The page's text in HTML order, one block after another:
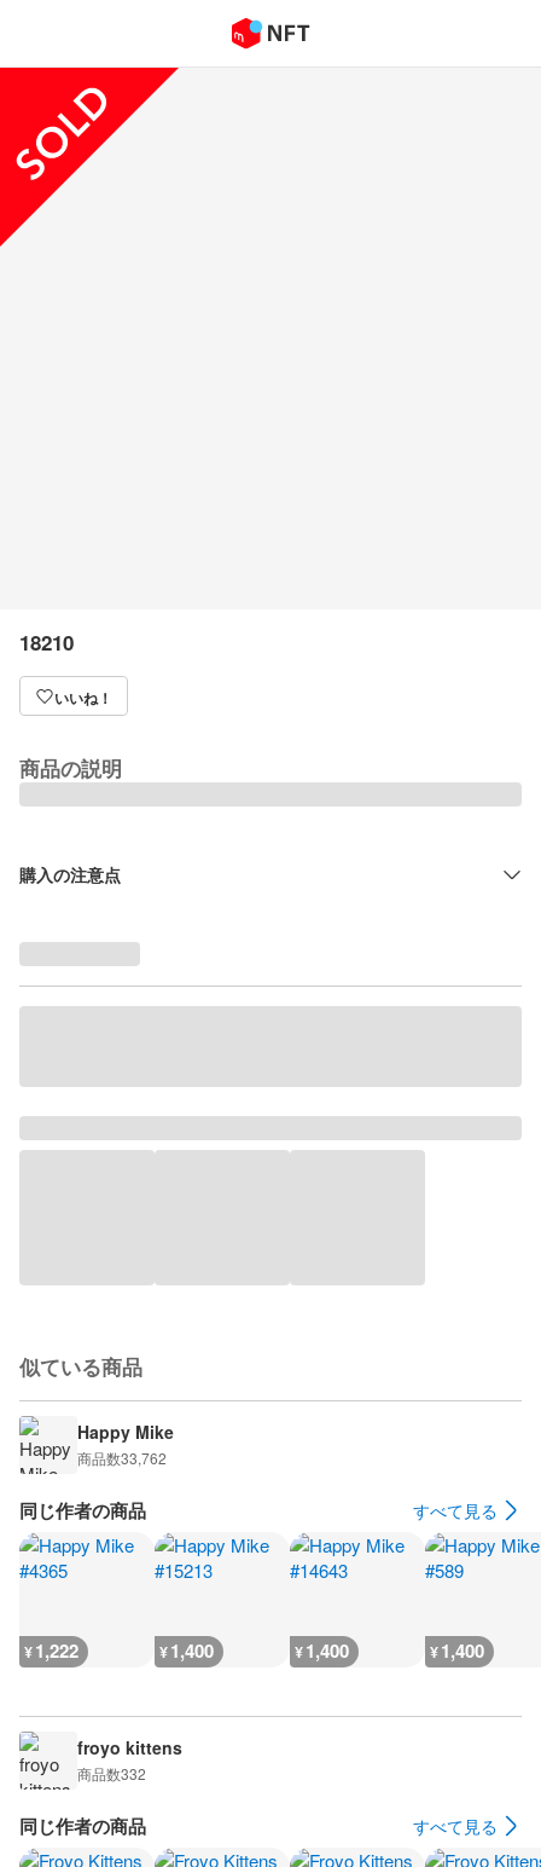
18210
いいね！
商品の説明
購入の注意点
似ている商品
Happy Mike
商品数33,762
同じ作者の商品 すべて見る
¥1,222 ¥1,400 ¥1,400 ¥1,400
froyo kittens
商品数332
同じ作者の商品 すべて見る